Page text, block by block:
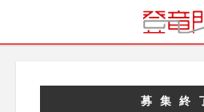
募集終